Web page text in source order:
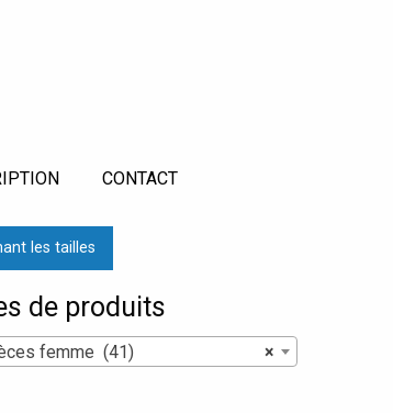
CONTACT
les tailles
de produits
×
femme (41)